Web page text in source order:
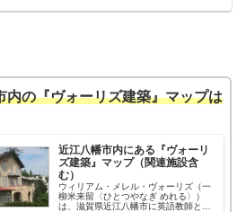
内の『ヴォーリズ建築』マップは
近江八幡市内にある『ヴォーリ
ズ建築』マップ（関連施設含
む）
ウィリアム・メレル・ヴォーリズ（一
柳米来留〈ひとつやなぎ めれる〉）
は、滋賀県近江八幡市に英語教師とし